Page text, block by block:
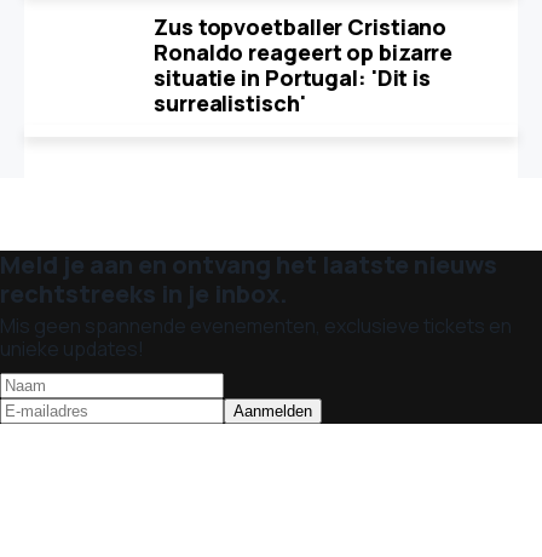
Zus topvoetballer Cristiano
Ronaldo reageert op bizarre
situatie in Portugal: 'Dit is
surrealistisch'
Meld je aan en ontvang het laatste nieuws
rechtstreeks in je inbox.
Mis geen spannende evenementen, exclusieve tickets en
unieke updates!